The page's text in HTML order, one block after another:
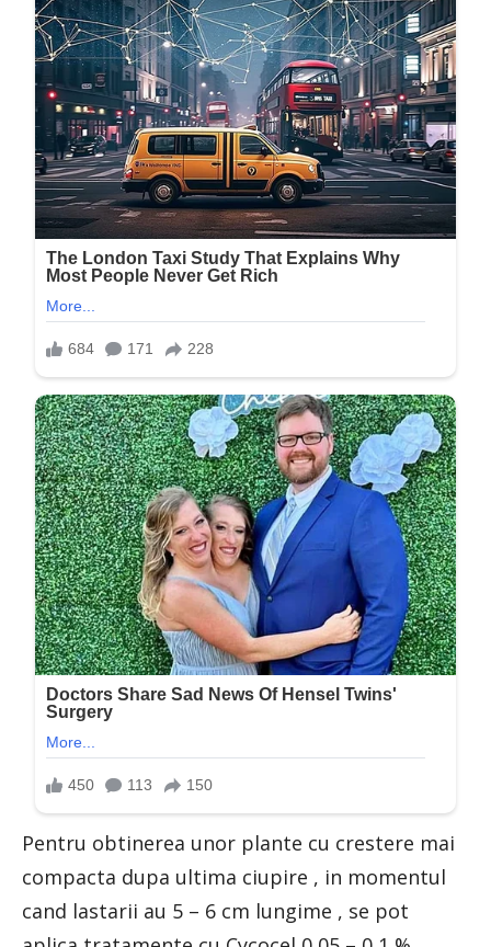
Pentru obtinerea unor plante cu crestere mai
compacta dupa ultima ciupire , in momentul
cand lastarii au 5 – 6 cm lungime , se pot